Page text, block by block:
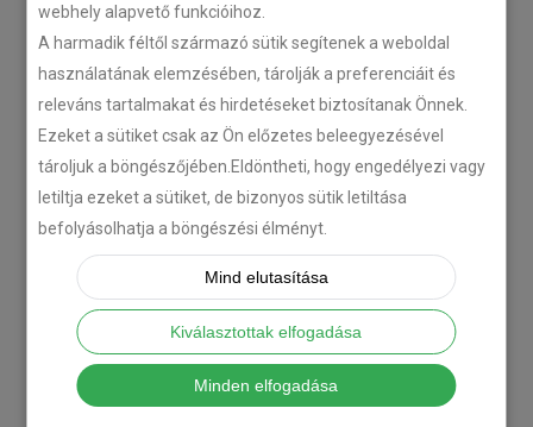
webhely alapvető funkcióihoz.
A harmadik féltől származó sütik segítenek a weboldal
használatának elemzésében, tárolják a preferenciáit és
releváns tartalmakat és hirdetéseket biztosítanak Önnek.
Ezeket a sütiket csak az Ön előzetes beleegyezésével
tároljuk a böngészőjében.Eldöntheti, hogy engedélyezi vagy
letiltja ezeket a sütiket, de bizonyos sütik letiltása
befolyásolhatja a böngészési élményt.
Mind elutasítása
Kiválasztottak elfogadása
Minden elfogadása